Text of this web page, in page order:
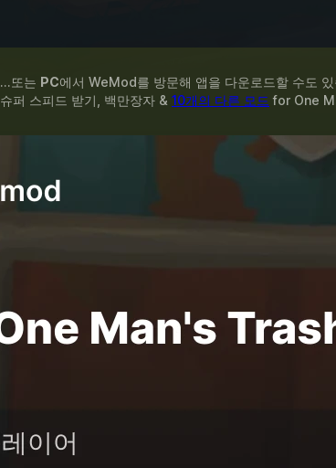
...또는 PC에서 WeMod를 방문해 앱을 다운로드할 수도
슈퍼 스피드 받기, 백만장자 & 10개의 다른 모드 for One